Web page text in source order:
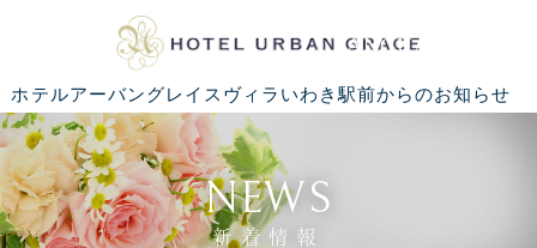
LANGUAGE
ホテルアーバングレイスヴィラいわき駅前からのお知らせ
NEWS
新着情報